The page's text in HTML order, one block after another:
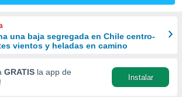
una baja segregada en Chile centro-
vientos y heladas en camino
GRATIS la app de
Instalar